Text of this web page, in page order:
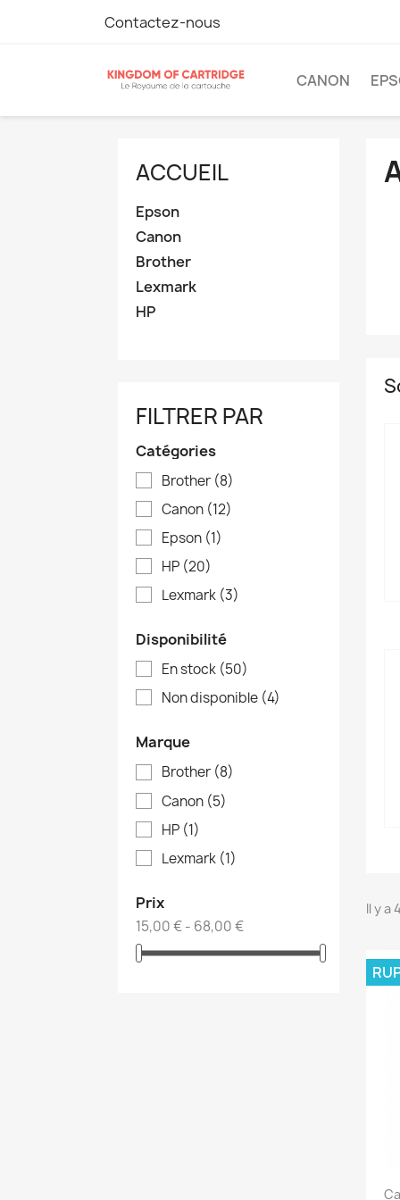
Contactez-nous
CANON
ACCUEIL
Epson
Canon
Brother
Lexmark
HP
FILTRER PAR
Catégories
Brother (8)
Canon (12)
Epson (1)
HP (20)
Lexmark (3)
Disponibilité
En stock (50)
Non disponible (4)
Marque
Brother (8)
Canon (5)
HP (1)
Lexmark (1)
Prix
15,00 € - 68,00 €
Il y a